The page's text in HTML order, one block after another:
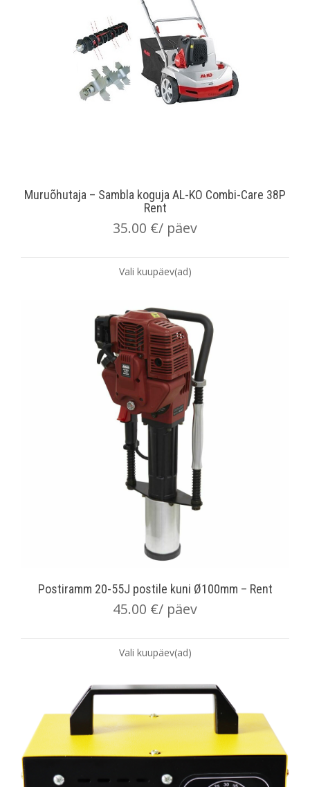
Muruõhutaja – Sambla koguja AL-KO Combi-Care 38P
Rent
35.00 €/ päev
Vali kuupäev(ad)
Postiramm 20-55J postile kuni Ø100mm – Rent
45.00 €/ päev
Vali kuupäev(ad)